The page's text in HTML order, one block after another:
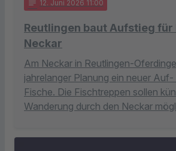
notes 12. Juni 2026 11:00
Reutlingen baut Aufstieg für
Neckar
Am Neckar in Reutlingen-
jahrelanger Planung ein neuer
Fische. Die Fischtreppen sollen
Wanderung durch den Neckar